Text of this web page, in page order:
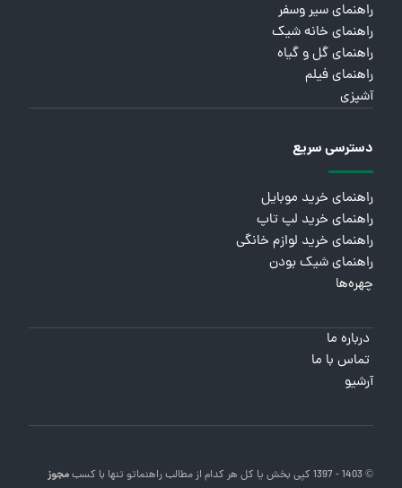
راهنمای سیر وسفر
راهنمای خانه شیک
راهنمای گل و گیاه
راهنمای فیلم
آشپزی
دسترسی سریع
راهنمای خرید موبایل
راهنمای خرید لپ تاپ
راهنمای خرید لوازم خانگی
راهنمای شیک بودن
چهره‌ها
درباره ما
تماس با ما
آرشیو
© 1403 - 1397 کپی بخش یا کل هر کدام از مطالب راهنماتو تنها با کسبمجوز